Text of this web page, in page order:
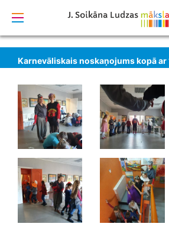
Karnevāliskais noskaņojums kopā ar
izstrādāts